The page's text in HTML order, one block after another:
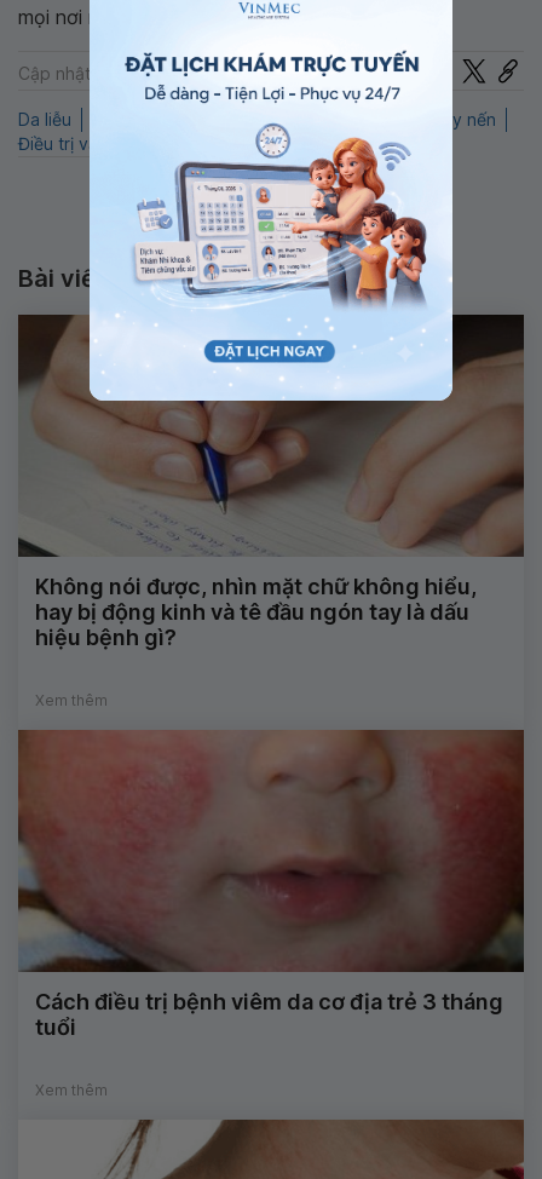
mọi nơi ngay trên ứng dụng.
Cập nhật: 22-07-2024 Chia sẻ
Da liễu QnA
Vẩy nến
Điều trị vẩy nến
Bài viết liên quan
Không nói được, nhìn mặt chữ không hiểu,
hay bị động kinh và tê đầu ngón tay là dấu
hiệu bệnh gì?
Xem thêm
Cách điều trị bệnh viêm da cơ địa trẻ 3 tháng
tuổi
Xem thêm